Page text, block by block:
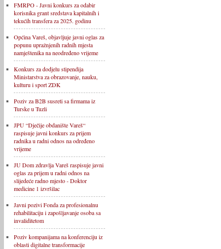
FMRPO - Javni konkurs za odabir
korisnika grant sredstava kapitalnih i
tekućih transfera za 2025. godinu
Općina Vareš, objavljuje javni oglas za
popunu upražnjenih radnih mjesta
namještenika na neodređeno vrijeme
Konkurs za dodjelu stipendija
Ministarstva za obrazovanje, nauku,
kulturu i sport ZDK
Poziv za B2B susreti sa firmama iz
Turske u Tuzli
JPU “Dječije obdanište Vareš“
raspisuje javni konkurs za prijem
radnika u radni odnos na određeno
vrijeme
JU Dom zdravlja Vareš raspisuje javni
oglas za prijem u radni odnos na
slijedeće radno mjesto - Doktor
medicine 1 izvršilac
Javni pozivi Fonda za profesionalnu
rehabilitaciju i zapošljavanje osoba sa
invaliditetom
Poziv kompanijama na konferenciju iz
oblasti digitalne transformacije